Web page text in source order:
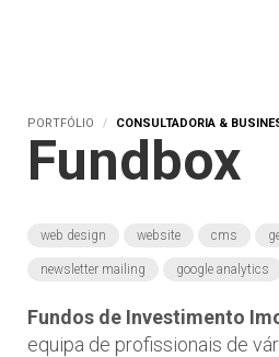
PORTFÓLIO CONSULTADORIA &
Fundbox
web design website cms
newsletter mailing google analytics
Fundos de Investimento
equipa de profissionais de